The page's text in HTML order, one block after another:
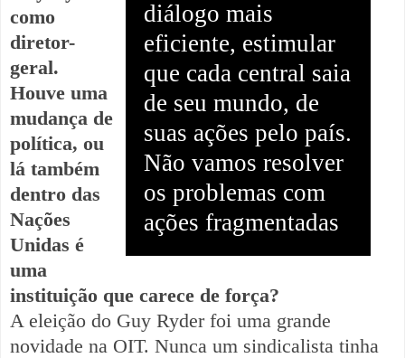
diálogo mais
eficiente, estimular
que cada central saia
de seu mundo, de
suas ações pelo país.
Não vamos resolver
os problemas com
ações fragmentadas
como
diretor-
geral.
Houve uma
mudança de
política, ou
lá também
dentro das
Nações
Unidas é
uma
instituição que carece de força?
A eleição do Guy Ryder foi uma grande
novidade na OIT. Nunca um sindicalista tinha